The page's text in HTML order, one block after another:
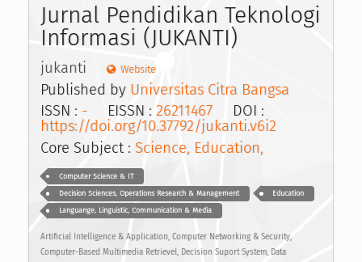
Jurnal Pendidikan Teknologi
Informasi (JUKANTI)
jukanti Website
Published by Universitas Citra Bangsa
ISSN : - EISSN : 26211467 DOI :
https://doi.org/10.37792/jukanti.v6i2
Core Subject : Science, Education,
Computer Science & IT
Decision Sciences, Operations Research & Management Education
Languange, Linguistic, Communication & Media
Artificial Intelligence & Application, Computer Networking & Security,
Computer-Based Multimedia Retrievel, Decision Suport System, Data